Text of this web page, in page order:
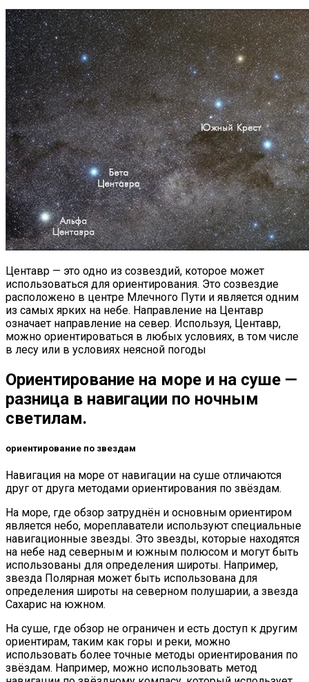
Центавр — это одно из созвездий, которое может
использоваться для ориентирования. Это созвездие
расположено в центре Млечного Пути и является одним
из самых ярких на небе. Направление на Центавр
означает направление на север. Используя, Центавр,
можно ориентироваться в любых условиях, в том числе
в лесу или в условиях неясной погоды
Ориентирование на море и на суше —
разница в навигации по ночным
светилам.
ориентирование по звездам
Навигация на море от навигации на суше отличаются
друг от друга методами ориентирования по звёздам.
На море, где обзор затруднён и основным ориентиром
является небо, мореплаватели используют специальные
навигационные звезды. Это звезды, которые находятся
на небе над северным и южным полюсом и могут быть
использованы для определения широты. Например,
звезда Полярная может быть использована для
определения широты на северном полушарии, а звезда
Сахарис на южном.
На суше, где обзор не ограничен и есть доступ к другим
ориентирам, таким как горы и реки, можно
использовать более точные методы ориентирования по
звёздам. Например, можно использовать метод